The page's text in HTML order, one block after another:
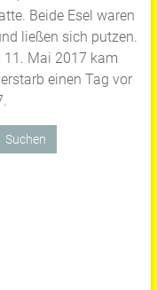
Beide Esel waren
ließen sich putzen.
11. Mai 2017 kam
einen Tag vor